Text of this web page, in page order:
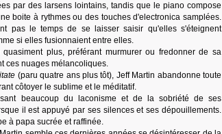
par des larsens lointains, tandis que le piano compose
boite à rythmes ou des touches d'electronica samplées.
pas le temps de se laisser saisir qu'elles s'éteignent
si elles fusionnaient entre elles.
plus, préférant murmurer ou fredonner de sa
ces nuages mélancoliques.
(paru quatre ans plus tôt), Jeff Martin abandonne toute
côtoyer le sublime et le méditatif.
beaucoup du laconisme et de la sobriété de ses
il est appuyé par ses silences et ses dépouillements.
à papa sucrée et raffinée.